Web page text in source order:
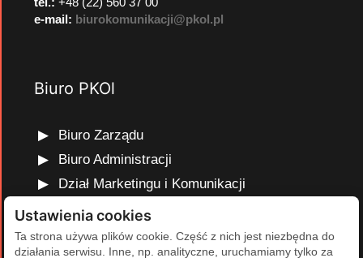
e-mail: biurokomunikacji@pkol.pl
Biuro PKOl
Biuro Zarządu
Biuro Administracji
Dział Marketingu i Komunikacji
Dział Edukacji Olimpijskiej
Dział Finansów i Kadr
Ustawienia cookies
Ta strona używa plików cookie. Część z nich jest niezbędna do
działania serwisu. Inne, np. analityczne, uruchamiamy tylko za